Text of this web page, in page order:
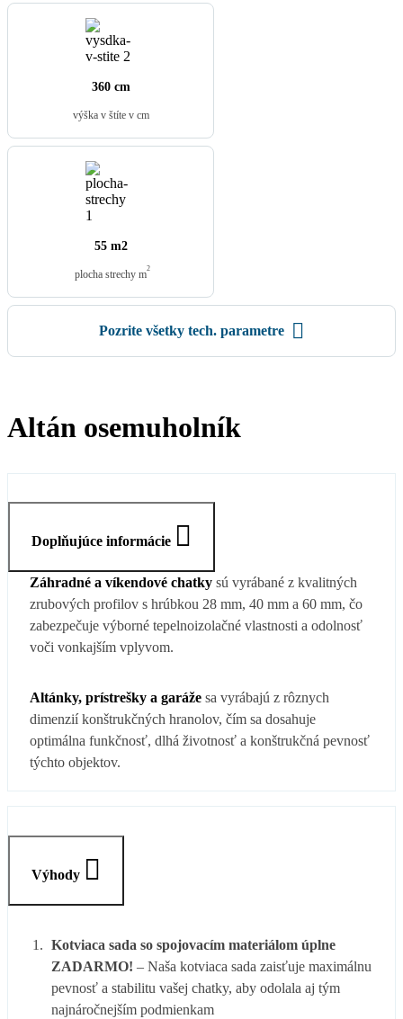
360 cm
výška v štíte v cm
55 m2
plocha strechy m2
Pozrite všetky tech. parametre
Altán osemuholník
Doplňujúce informácie
Záhradné a víkendové chatky sú vyrábané z kvalitných
zrubových profilov s hrúbkou 28 mm, 40 mm a 60 mm, čo
zabezpečuje výborné tepelnoizolačné vlastnosti a odolnosť
voči vonkajším vplyvom.
Altánky, prístrešky a garáže sa vyrábajú z rôznych
dimenzií konštrukčných hranolov, čím sa dosahuje
optimálna funkčnosť, dlhá životnosť a konštrukčná pevnosť
týchto objektov.
Výhody
Kotviaca sada so spojovacím materiálom úplne
ZADARMO! – Naša kotviaca sada zaisťuje maximálnu
pevnosť a stabilitu vašej chatky, aby odolala aj tým
najnáročnejším podmienkam